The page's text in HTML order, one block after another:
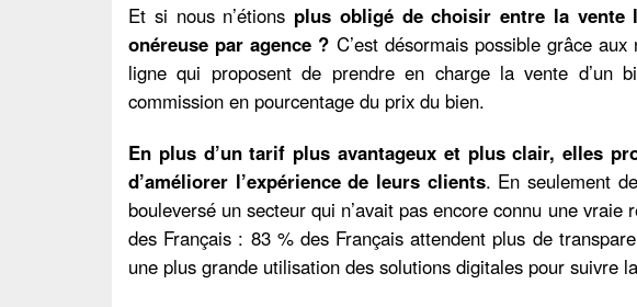
Et si nous n’étions plus obligé de choisir entre la
onéreuse par agence ? C’est désormais possible grâce
ligne qui proposent de prendre en charge la vente
commission en pourcentage du prix du bien.
En plus d’un tarif plus avantageux et plus clair, elles
d’améliorer l’expérience de leurs clients. En seulement
bouleversé un secteur qui n’avait pas encore connu une
des Français : 83 % des Français attendent plus de
une plus grande utilisation des solutions digitales pour suivre